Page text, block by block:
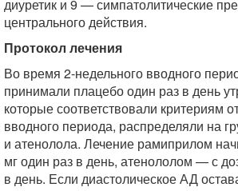
диуретик и 9 — симпатолитические
центрального действия.
Протокол лечения
Во время 2-недельного вводного
принимали плацебо один раз в день
которые соответствовали критериям
вводного периода, распределяли на
и атенолола. Лечение рамиприлом
мг один раз в день, атенололом — с
в день. Если диастолическое АД